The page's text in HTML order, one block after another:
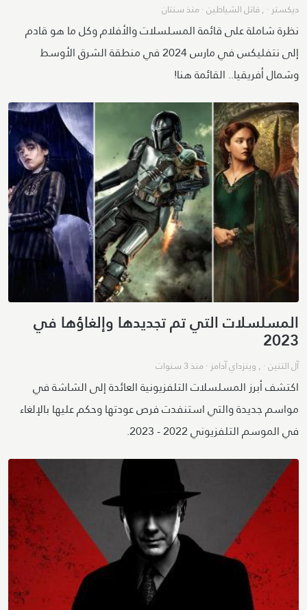
ديكستر · ,قاتل الشياطين·منذ سنتان
نظرة شاملة على قائمة المسلسلات والأفلام وكل ما هو قادم
إلى نتفليكس في مارس 2024 في منطقة الشرق الأوسط
وشمال أفريقيا.. القائمة هنا!
المسلسلات التي تم تجديدها وإلغاؤها في
2023
آل التنين· , وينزداي آدامز ·منذ 3 سنوات
اكتشف أبرز المسلسلات التلفزيونية العائدة إلى الشاشة في
مواسم جديدة والتي استنفدت فرص عودتها وحكم عليها بالإلغاء
في الموسم التلفزيوني 2022 - 2023.